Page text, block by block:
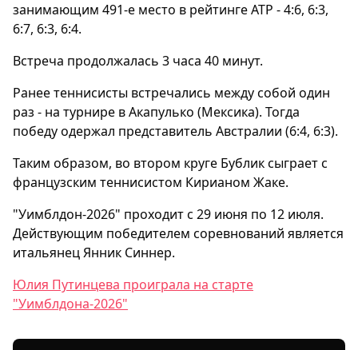
занимающим 491-е место в рейтинге ATP - 4:6, 6:3,
6:7, 6:3, 6:4.
Встреча продолжалась 3 часа 40 минут.
Ранее теннисисты встречались между собой один
раз - на турнире в Акапулько (Мексика). Тогда
победу одержал представитель Австралии (6:4, 6:3).
Таким образом, во втором круге Бублик сыграет с
французским теннисистом Кирианом Жаке.
"Уимблдон-2026" проходит с 29 июня по 12 июля.
Действующим победителем соревнований является
итальянец Янник Синнер.
Юлия Путинцева проиграла на старте
"Уимблдона-2026"